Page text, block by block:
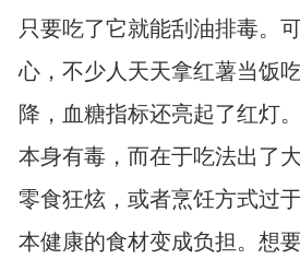
只要吃了它就能刮油排毒。
心，不少人天天拿红薯当饭
降，血糖指标还亮起了红灯
本身有毒，而在于吃法出了
零食狂炫，或者烹饪方式过
本健康的食材变成负担。想